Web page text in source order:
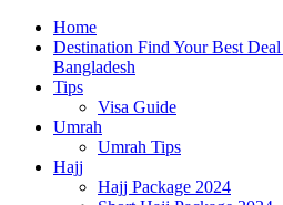
Home
Destination Find Your Best
Bangladesh
Tips
Visa Guide
Umrah
Umrah Tips
Hajj
Hajj Package 2024